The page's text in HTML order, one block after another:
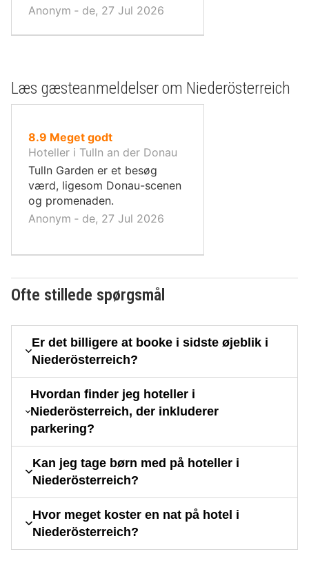
Anonym ‐ de, 27 Jul 2026
Læs gæsteanmeldelser om Niederösterreich
8.9 ud
af
10,
Meget godt
Hoteller i Tulln an der Donau
Tulln Garden er et besøg
værd, ligesom Donau-scenen
og promenaden.
Anonym ‐ de, 27 Jul 2026
Ofte stillede spørgsmål
Er det billigere at booke i sidste øjeblik i
Niederösterreich?
Hvordan finder jeg hoteller i
Niederösterreich, der inkluderer
parkering?
Kan jeg tage børn med på hoteller i
Niederösterreich?
Hvor meget koster en nat på hotel i
Niederösterreich?